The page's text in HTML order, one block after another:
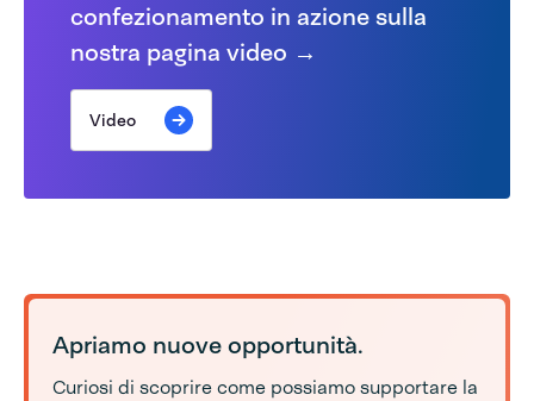
confezionamento in azione sulla
nostra pagina video →
Video
Apriamo nuove opportunità.
Curiosi di scoprire come possiamo supportare la